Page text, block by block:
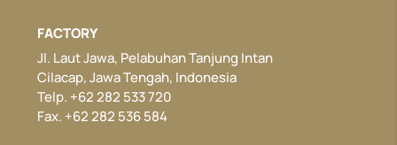
FACTORY
Jl. Laut Jawa, Pelabuhan Tanjung Intan
Cilacap, Jawa Tengah, Indonesia
Telp. +62 282 533 720
Fax. +62 282 536 584